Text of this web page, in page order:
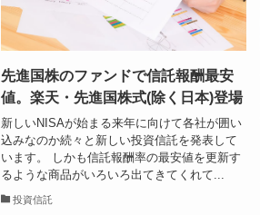
先進国株のファンドで信託報酬最安
値。楽天・先進国株式(除く日本)登場
新しいNISAが始まる来年に向けて各社が囲い
込みなのか続々と新しい投資信託を発表して
います。 しかも信託報酬率の最安値を更新す
るような商品がいろいろ出てきてくれて...
投資信託